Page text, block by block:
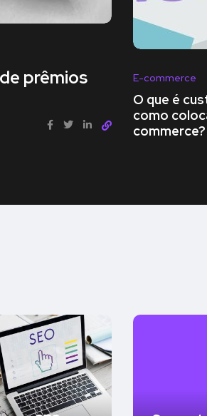
prêmios E-commerce
O que é
como
commerce?